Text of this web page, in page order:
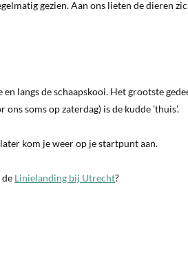
gezien. Aan ons lieten de dieren
langs de schaapskooi. Het grootste
soms op zaterdag) is de kudde ’thuis’.
kom je weer op je startpunt aan.
Linielanding bij Utrecht?